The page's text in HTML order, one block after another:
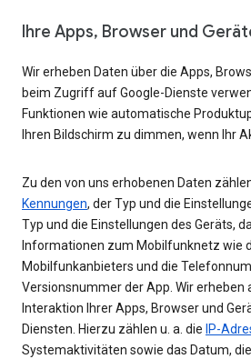
Ihre Apps, Browser und
Wir erheben Daten über die Apps,
beim Zugriff auf Google-Dienste
Funktionen wie automatische
Ihren Bildschirm zu dimmen, wenn Ihr
Zu den von uns erhobenen Daten
Kennungen, der Typ und die
Typ und die Einstellungen des Geräts,
Informationen zum Mobilfunknetz wie
Mobilfunkanbieters und die
Versionsnummer der App. Wir erheben
Interaktion Ihrer Apps, Browser und
Diensten. Hierzu zählen u. a. die IP-
Systemaktivitäten sowie das Datum,